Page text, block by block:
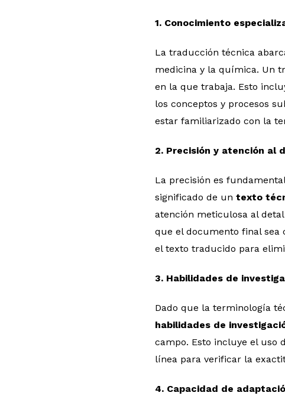
1. Conocimiento
La traducción técnica
medicina y la química. Un
en la que trabaja. Esto
los conceptos y procesos
estar familiarizado con la
2. Precisión y atención al
La precisión es
significado de un texto
atención meticulosa al
que el documento final sea
el texto traducido para
3. Habilidades de
Dado que la terminología
habilidades de
campo. Esto incluye el uso
línea para verificar la
4. Capacidad de